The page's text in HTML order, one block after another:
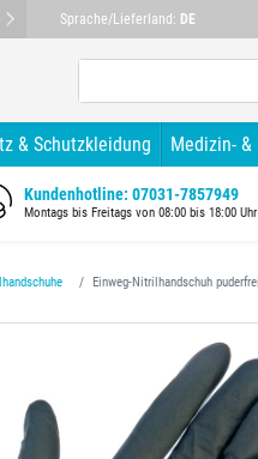
Sprache/Lieferland: DE
Mehr als 10 Jahre
& Schutzkleidung Medizin-
Kundenhotline: 07031-7857949
Montags bis Freitags von 08:00 bis 18:00 Uhr
Einweg-Nitrilhandschuh